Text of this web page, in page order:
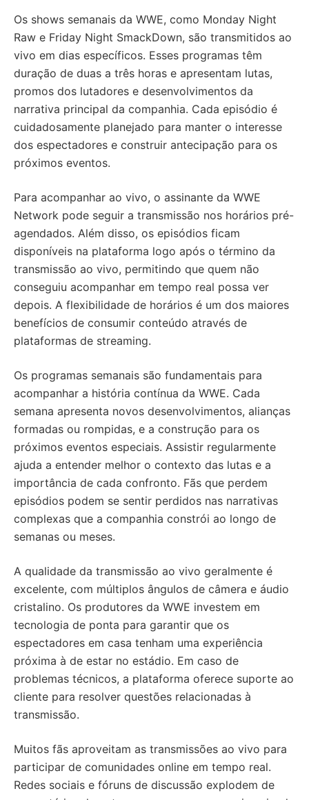
Os shows semanais da WWE, como Monday Night
Raw e Friday Night SmackDown, são transmitidos ao
vivo em dias específicos. Esses programas têm
duração de duas a três horas e apresentam lutas,
promos dos lutadores e desenvolvimentos da
narrativa principal da companhia. Cada episódio é
cuidadosamente planejado para manter o interesse
dos espectadores e construir antecipação para os
próximos eventos.
Para acompanhar ao vivo, o assinante da WWE
Network pode seguir a transmissão nos horários pré-
agendados. Além disso, os episódios ficam
disponíveis na plataforma logo após o término da
transmissão ao vivo, permitindo que quem não
conseguiu acompanhar em tempo real possa ver
depois. A flexibilidade de horários é um dos maiores
benefícios de consumir conteúdo através de
plataformas de streaming.
Os programas semanais são fundamentais para
acompanhar a história contínua da WWE. Cada
semana apresenta novos desenvolvimentos, alianças
formadas ou rompidas, e a construção para os
próximos eventos especiais. Assistir regularmente
ajuda a entender melhor o contexto das lutas e a
importância de cada confronto. Fãs que perdem
episódios podem se sentir perdidos nas narrativas
complexas que a companhia constrói ao longo de
semanas ou meses.
A qualidade da transmissão ao vivo geralmente é
excelente, com múltiplos ângulos de câmera e áudio
cristalino. Os produtores da WWE investem em
tecnologia de ponta para garantir que os
espectadores em casa tenham uma experiência
próxima à de estar no estádio. Em caso de
problemas técnicos, a plataforma oferece suporte ao
cliente para resolver questões relacionadas à
transmissão.
Muitos fãs aproveitam as transmissões ao vivo para
participar de comunidades online em tempo real.
Redes sociais e fóruns de discussão explodem de